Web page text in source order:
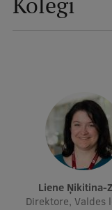
Mobile
Pamatstudiju
Maģistra
Doktorantūra
Uzņemšana
Liene Ņikitina-
Direktore, Valdes